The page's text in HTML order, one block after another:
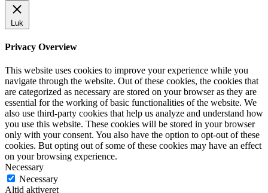
Luk
Privacy Overview
This website uses cookies to improve your experience while you
navigate through the website. Out of these cookies, the cookies that
are categorized as necessary are stored on your browser as they are
essential for the working of basic functionalities of the website. We
also use third-party cookies that help us analyze and understand how
you use this website. These cookies will be stored in your browser
only with your consent. You also have the option to opt-out of these
cookies. But opting out of some of these cookies may have an effect
on your browsing experience.
Necessary
Necessary
Altid aktiveret